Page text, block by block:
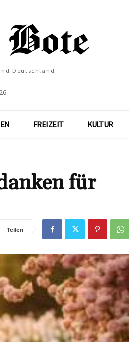
Deutschland
FREIZEIT KULTUR
für
Teilen